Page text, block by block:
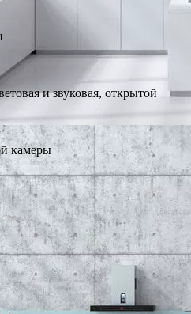
и звуковая, открытой
камеры